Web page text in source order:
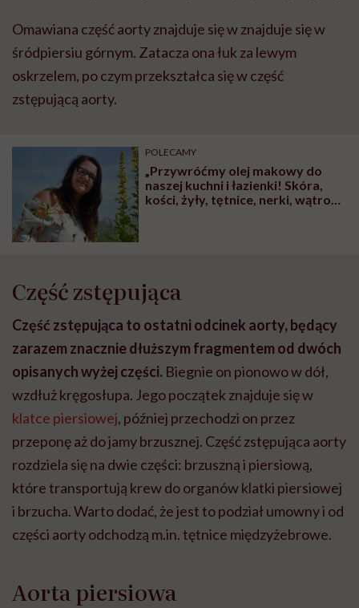
Omawiana część aorty znajduje się w znajduje się w
śródpiersiu górnym. Zatacza ona łuk za lewym
oskrzelem, po czym przekształca się w część
zstępującą aorty.
POLECAMY
„Przywróćmy olej makowy do
naszej kuchni i łazienki! Skóra,
kości, żyły, tętnice, nerki, wątroba
Część zstępująca
Część zstępująca to ostatni odcinek aorty, będący
zarazem znacznie dłuższym fragmentem od dwóch
opisanych wyżej części. Biegnie on pionowo w dół,
wzdłuż kręgosłupa. Jego początek znajduje się w
klatce piersiowej, później przechodzi on przez
przeponę aż do jamy brzusznej. Część zstępująca aorty
rozdziela się na dwie części: brzuszną i piersiową,
które transportują krew do organów klatki piersiowej
i brzucha. Warto dodać, że jest to podział umowny i od
części aorty odchodzą m.in. tętnice międzyżebrowe.
Aorta piersiowa